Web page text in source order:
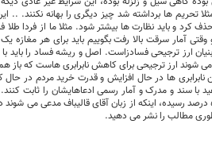
ها برداشته شد چیز دیگری را بهانه نکنند. ..
کرد و باید نظارت ها بیشتر شود. مثلا ما از فردا طلا
آمار سرقت بالا رفت بگوییم باید برای هر مغازه یک
ارز ترجیحی فسادزاست. اصل و ریشه فساد را باید با
شوند ارز ترجیحی برای کاهش نابرابری هاست که باز
نابرابری ها در حال افزایش و قدرت خرید مردم در
با سند و مدرک و آمار رسمی ادعاهایشان را ثابت
مطالب را نشر می دهید.